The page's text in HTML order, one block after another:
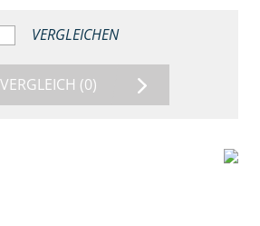
VERGLEICHEN
(0)